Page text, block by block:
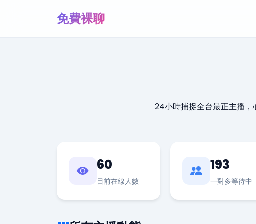
免費裸聊
24小時捕捉全台最正主播，
60
目前在線人數
193
一對多等待中